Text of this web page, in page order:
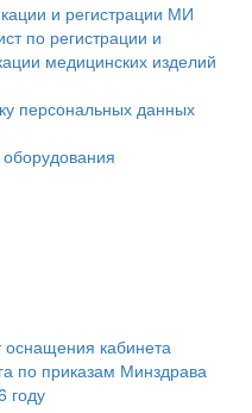
и регистрации МИ
по регистрации и
медицинских изделий
персональных данных
оснащения кабинета
по приказам Минздрава
году